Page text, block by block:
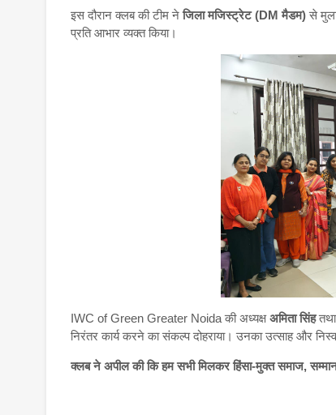
इस दौरान क्लब की टीम ने जिला मजिस्ट्रेट (DM मैडम) से
प्रति आभार व्यक्त किया।
IWC of Green Greater Noida की अध्यक्षअमिता सिंह
निरंतर कार्य करने का संकल्प दोहराया। उनका उत्साह और
क्लब ने अपील की कि हम सभी मिलकर हिंसा-मुक्त समाज,